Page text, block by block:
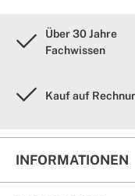
Über 30 Jahre
Fachwissen
Kauf auf
INFORMATIONEN